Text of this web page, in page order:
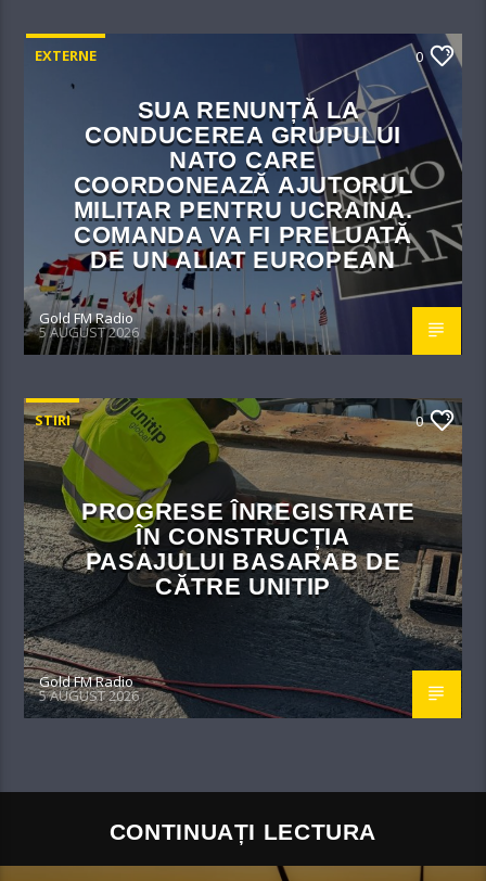
EXTERNE 0
SUA RENUNȚĂ LA
CONDUCEREA GRUPULUI
NATO CARE
COORDONEAZĂ AJUTORUL
MILITAR PENTRU UCRAINA.
COMANDA VA FI PRELUATĂ
DE UN ALIAT EUROPEAN
Gold FM Radio
5 AUGUST 2026
STIRI 0
PROGRESE ÎNREGISTRATE
ÎN CONSTRUCȚIA
PASAJULUI BASARAB DE
CĂTRE UNITIP
Gold FM Radio
5 AUGUST 2026
CONTINUAȚI LECTURA